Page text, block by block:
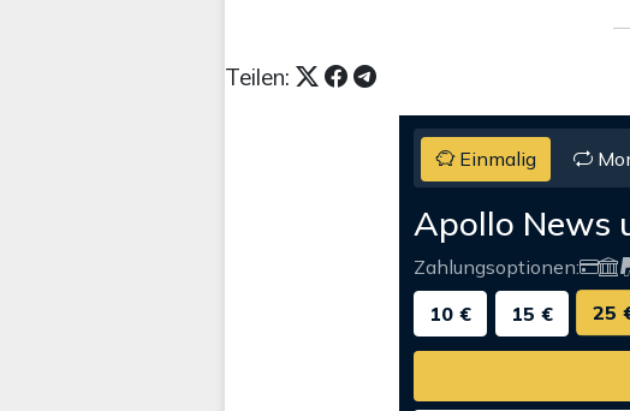
Teilen:
Einmalig
Apollo News
Zahlungsoptionen:
10 €
15 € 25